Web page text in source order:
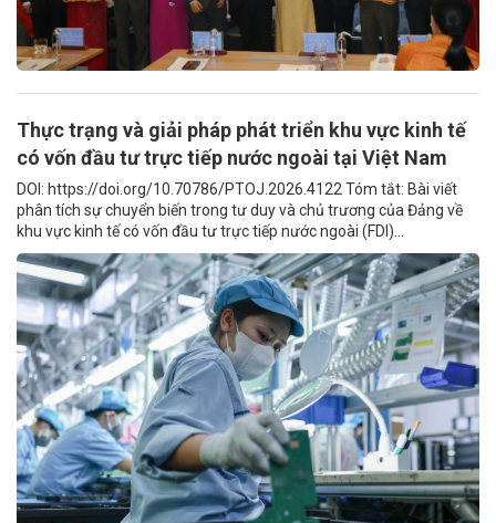
Thực trạng và giải pháp phát triển khu vực kinh tế
có vốn đầu tư trực tiếp nước ngoài tại Việt Nam
DOI: https://doi.org/10.70786/PTOJ.2026.4122 Tóm tắt: Bài viết
phân tích sự chuyển biến trong tư duy và chủ trương của Đảng về
khu vực kinh tế có vốn đầu tư trực tiếp nước ngoài (FDI)...